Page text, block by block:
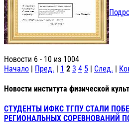
Новости 6 - 10 из 1004
Начало | Пред. | 1 2 3 4 5 | След. |
Новости института физической
СТУДЕНТЫ ИФКС ТГПУ СТАЛИ
РЕГИОНАЛЬНЫХ СОРЕВНОВАНИЙ